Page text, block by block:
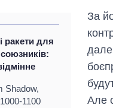
ракети для
Shadow,
1100
За
Але